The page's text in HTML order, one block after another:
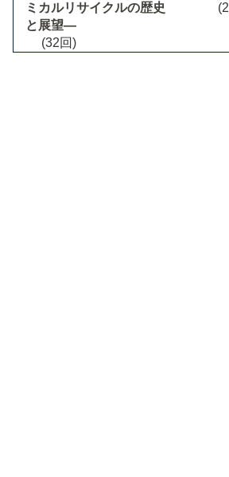
ミカルリサイクルの歴史
と展望―
(32回)